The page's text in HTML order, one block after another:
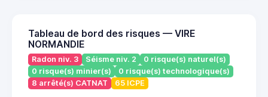
Tableau de bord des risques — VIRE
NORMANDIE
Radon niv. 3 Séisme niv. 2
0 risque(s) naturel(s)
0 risque(s) minier(s)
0 risque(s) technologique(s)
8 arrêté(s) CATNAT
65 ICPE